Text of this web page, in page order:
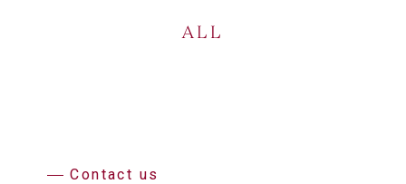
ALL
Contact us